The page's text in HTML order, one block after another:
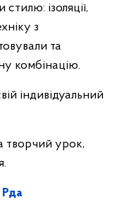
ізоляції,
з
та
комбінацію.
індивідуальний
творчий урок,
Рда